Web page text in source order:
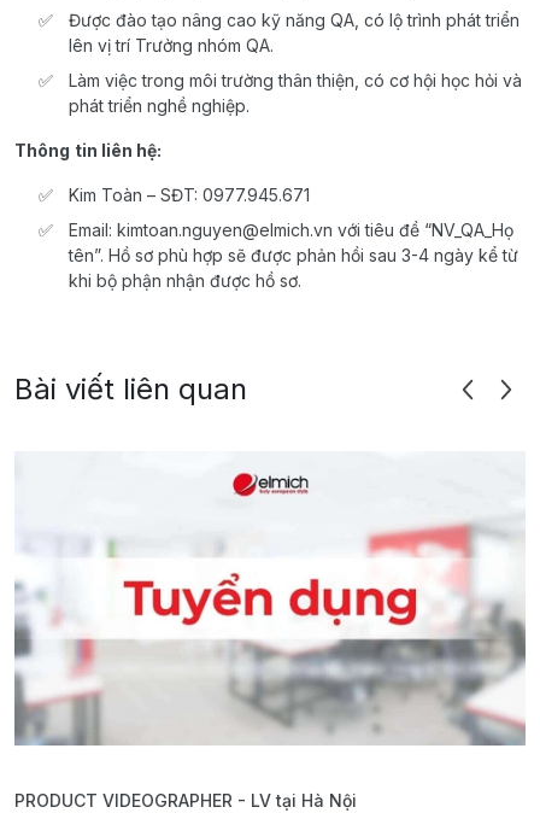
Được đào tạo nâng cao kỹ năng QA, có lộ trình phát triển
lên vị trí Trưởng nhóm QA.
Làm việc trong môi trường thân thiện, có cơ hội học hỏi và
phát triển nghề nghiệp.
Thông tin liên hệ:
Kim Toàn – SĐT: 0977.945.671
Email: kimtoan.nguyen@elmich.vn với tiêu đề “NV_QA_Họ
tên”. Hồ sơ phù hợp sẽ được phản hồi sau 3-4 ngày kể từ
khi bộ phận nhận được hồ sơ.
Bài viết liên quan
PRODUCT VIDEOGRAPHER - LV tại Hà Nội